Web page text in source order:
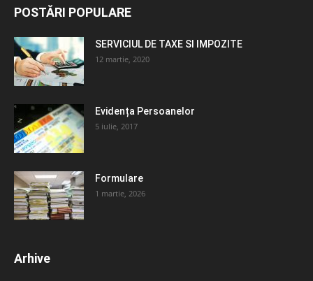
POSTĂRI POPULARE
SERVICIUL DE TAXE SI IMPOZITE
12 martie, 2020
Evidența Persoanelor
5 iulie, 2017
Formulare
1 martie, 2026
Arhive